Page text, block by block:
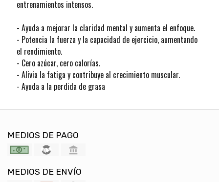
entrenamientos intensos.
- Ayuda a mejorar la claridad mental y aumenta el enfoque.
- Potencia la fuerza y la capacidad de ejercicio, aumentando
el rendimiento.
- Cero azúcar, cero calorías.
- Alivia la fatiga y contribuye al crecimiento muscular.
- Ayuda a la perdida de grasa
MEDIOS DE PAGO
MEDIOS DE ENVÍO